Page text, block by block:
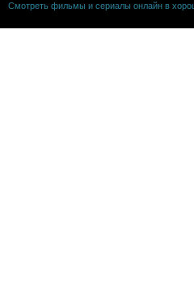
Смотреть фильмы и сериалы онлайн в